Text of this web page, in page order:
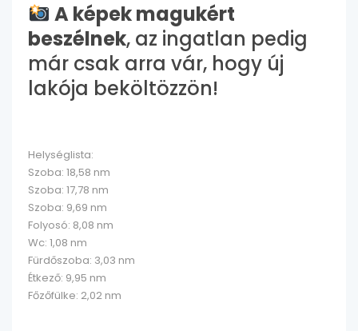
A képek magukért
beszélnek, az ingatlan pedig
már csak arra vár, hogy új
lakója beköltözzön!
Helységlista:
Szoba: 18,58 nm
Szoba: 17,78 nm
Szoba: 9,69 nm
Folyosó: 8,08 nm
Wc: 1,08 nm
Fürdőszoba: 3,03 nm
Étkező: 9,95 nm
Főzőfülke: 2,02 nm